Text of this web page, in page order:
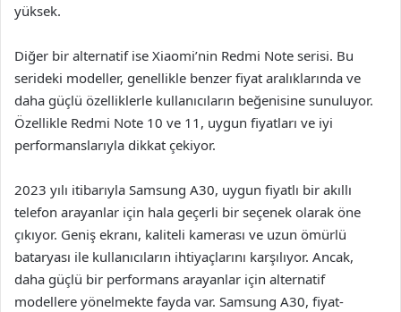
yüksek.
Diğer bir alternatif ise Xiaomi’nin Redmi Note serisi. Bu
serideki modeller, genellikle benzer fiyat aralıklarında ve
daha güçlü özelliklerle kullanıcıların beğenisine sunuluyor.
Özellikle Redmi Note 10 ve 11, uygun fiyatları ve iyi
performanslarıyla dikkat çekiyor.
2023 yılı itibarıyla Samsung A30, uygun fiyatlı bir akıllı
telefon arayanlar için hala geçerli bir seçenek olarak öne
çıkıyor. Geniş ekranı, kaliteli kamerası ve uzun ömürlü
bataryası ile kullanıcıların ihtiyaçlarını karşılıyor. Ancak,
daha güçlü bir performans arayanlar için alternatif
modellere yönelmekte fayda var. Samsung A30, fiyat-